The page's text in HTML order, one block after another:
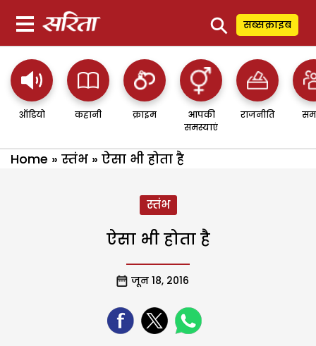
⚲ सब्सक्राइब
ऑडियो कहानी क्राइम
आपकी
समस्याएं
राजनीति
Home » स्तंभ » ऐसा भी होता है
स्तंभ
ऐसा भी होता है
जून 18, 2016